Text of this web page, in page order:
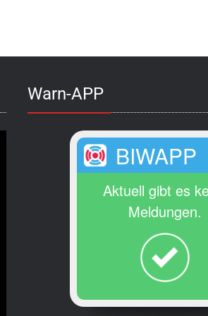
Warn-APP
BIWAPP
Aktuell gibt es
Meldungen.